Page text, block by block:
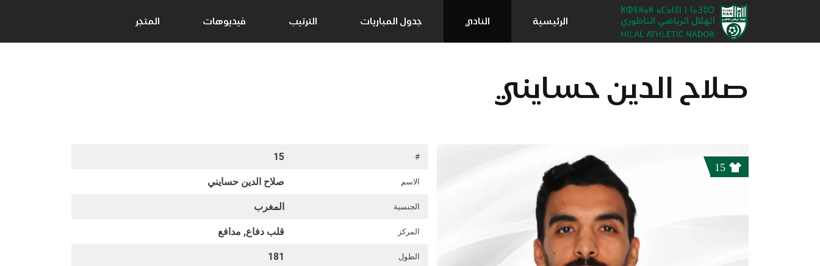
الرئيسية النادي جدول المباريات الترتيب فيديوهات المتجر
صلاح الدين حسايني
#
15
الاسم صلاح الدين حسايني
الجنسية المغرب
المركز قلب دفاع, مدافع
الطول 181
15